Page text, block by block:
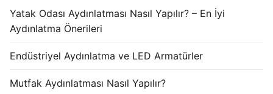
Yatak Odası Aydınlatması Nasıl Yapılır? – En İyi
Aydınlatma Önerileri
Endüstriyel Aydınlatma ve LED Armatürler
Mutfak Aydınlatması Nasıl Yapılır?